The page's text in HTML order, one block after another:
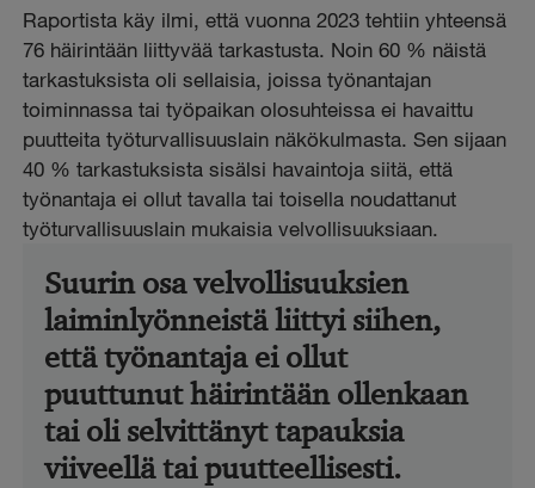
Raportista käy ilmi, että vuonna 2023 tehtiin yhteensä
76 häirintään liittyvää tarkastusta. Noin 60 % näistä
tarkastuksista oli sellaisia, joissa työnantajan
toiminnassa tai työpaikan olosuhteissa ei havaittu
puutteita työturvallisuuslain näkökulmasta. Sen sijaan
40 % tarkastuksista sisälsi havaintoja siitä, että
työnantaja ei ollut tavalla tai toisella noudattanut
työturvallisuuslain mukaisia velvollisuuksiaan.
Suurin osa velvollisuuksien
laiminlyönneistä liittyi siihen,
että työnantaja ei ollut
puuttunut häirintään ollenkaan
tai oli selvittänyt tapauksia
viiveellä tai puutteellisesti.